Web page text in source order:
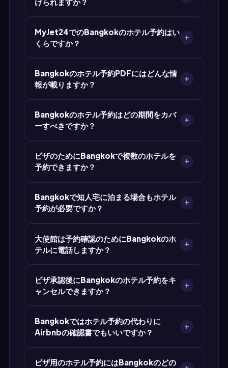
住所を入力すれば、プロフェッショナルな予約確
認PDFを作成できます。実在する確認可能なホテ
ルを選ぶのがベストです。
申請の宿泊証明として世界中の大使館・領事館で
受け付けられています。ホテル名、住所、日付、
宿泊者名、確認番号など必須項目をすべて備えて
います。
MyJet24でのBangkokのホテル予約はい
くらですか？
完全無料です。プレミアム版は$7.90で、透かし
のないクリーンでプロフェッショナルなPDFを提
供——大使館提出用に推奨します。
Bangkokのホテル予約PDFにはどんな情
報が載りますか？
所、チェックイン・チェックアウト日、パスポー
トと一致する宿泊者氏名、部屋タイプ、宿泊人
数、固有の確認番号、総宿泊数が含まれます。
Bangkokのホテル予約はどの期間をカバ
ーすべきですか？
る必要があります。最長滞在期間は30~60日間
(ビザ免除またはツーリストビザ)です。宿泊が旅
行期間全体をカバーしていない場合、大使館は申
請を却下することがあります。
ビザのためにBangkokで複数のホテルを
予約できますか？
予定なら、MyJet24でホテルごとに予約確認書を
作成してください。すべてのPDFをビザ申請に添
えて提出し、宿泊計画の全体を示しましょう。
Bangkokで知人宅に泊まる場合もホテル
予約が必要ですか？
通常ホテル予約の代わりにホストからの招待状が
必要です。MyJet24はそのための招待状ジェネレ
ーターを提供しています。
大使館は予約確認のためにBangkokのホ
テルに電話しますか？
ります。確認の程度は大使館と国籍によって異な
ります。MyJet24のホテル予約は必要事項を完備
したプロ仕様のフォーマットで、目視確認にも電
話照会にも対応できます。
ビザ承認後にBangkokのホテル予約をキ
ャンセルできますか？
い済みの予約ではありません。ビザ承認後に
Bangkokで実際に泊まるホテルを自由に予約で
きます。キャンセル料も金銭リスクもありませ
ん。
Bangkokではホテル予約の代わりに
Airbnbの確認書でもいいですか？
ますが、検証しやすい標準的なホテル予約を好む
ビザ用のホテル予約にはBangkokのどの